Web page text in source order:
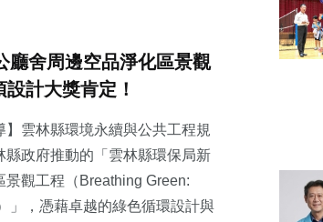
廳舍周邊空品淨化區景觀
計大獎肯定！
】雲林縣環境永續與公共工程規
縣政府推動的「雲林縣環保局新
觀工程（Breathing Green:
」，憑藉卓越的綠色循環設計與